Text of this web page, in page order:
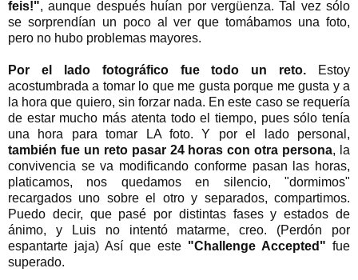
feis!", aunque después huían por vergüenza. Tal vez sólo
se sorprendían un poco al ver que tomábamos una foto,
pero no hubo problemas mayores.
Por el lado fotográfico fue todo un reto. Estoy
acostumbrada a tomar lo que me gusta porque me gusta y a
la hora que quiero, sin forzar nada. En este caso se requería
de estar mucho más atenta todo el tiempo, pues sólo tenía
una hora para tomar LA foto. Y por el lado personal,
también fue un reto pasar 24 horas con otra persona, la
convivencia se va modificando conforme pasan las horas,
platicamos, nos quedamos en silencio, "dormimos"
recargados uno sobre el otro y separados, compartimos.
Puedo decir, que pasé por distintas fases y estados de
ánimo, y Luis no intentó matarme, creo. (Perdón por
espantarte jaja) Así que este "Challenge Accepted" fue
superado.